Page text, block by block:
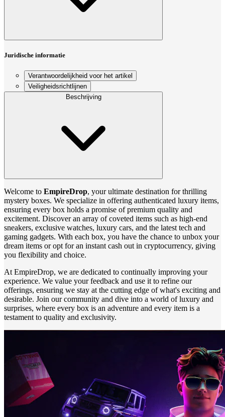
Juridische informatie
Verantwoordelijkheid voor het artikel
Veiligheidsrichtlijnen
Beschrijving
Welcome to EmpireDrop, your ultimate destination for thrilling
mystery boxes. We specialize in offering authenticated luxury items,
ensuring every box holds a promise of premium quality and
excitement. Discover an array of coveted items such as high-end
sneakers, exclusive watches, luxury cars, and the latest tech and
gaming gadgets. With each box, you have the chance to unbox your
dream items or opt for an instant cash out in cryptocurrency, giving
you flexibility and choice.
At EmpireDrop, we are dedicated to continually improving your
experience. We value your feedback and use it to refine our
offerings, ensuring we stay at the cutting edge of what's exciting and
desirable. Join our community and dive into a world of luxury and
surprises, where every box is an adventure and every item is a
testament to quality and exclusivity.